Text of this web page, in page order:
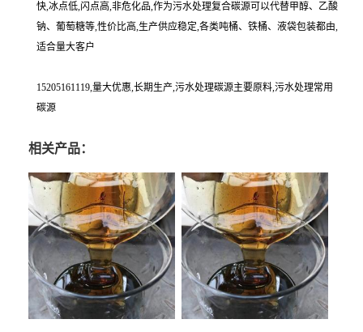
快,冰点低,闪点高,非危化品,作为污水处理复合碳源可以代替甲醇、乙酸
钠、葡萄糖等,性价比高,生产供应稳定,各类吨桶、铁桶、液袋包装都由,
适合量大客户
15205161119,量大优惠,长期生产,污水处理碳源主要原料,污水处理常用
碳源
相关产品：